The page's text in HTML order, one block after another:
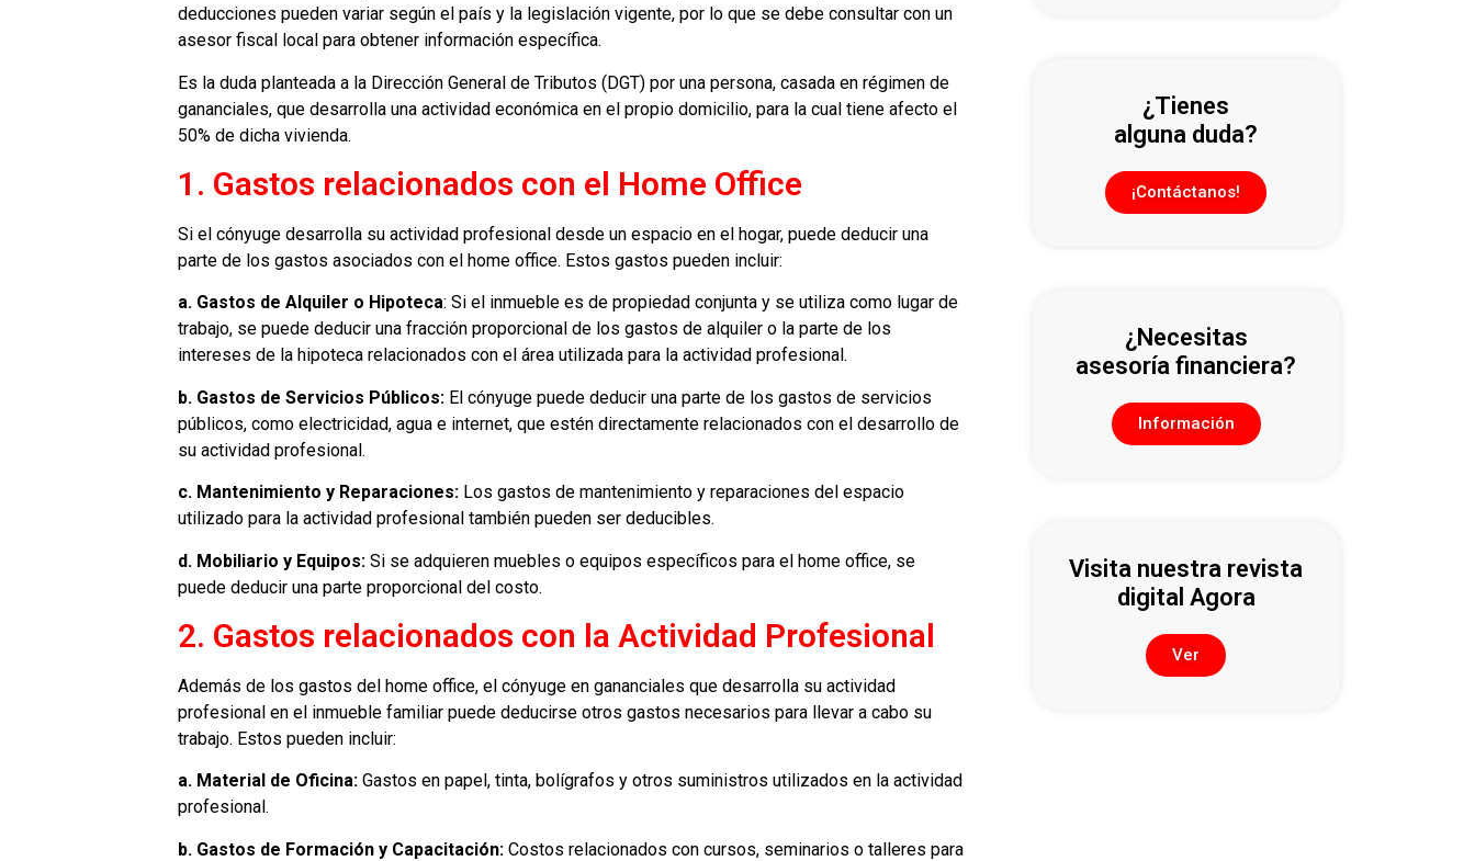
deducciones pueden variar según el país y la legislación vigente, por lo que se debe consultar con un
asesor fiscal local para obtener información específica.
Es la duda planteada a la Dirección General de Tributos (DGT) por una persona, casada en régimen de
gananciales, que desarrolla una actividad económica en el propio domicilio, para la cual tiene afecto el
50% de dicha vivienda.
1. Gastos relacionados con el Home Office
Si el cónyuge desarrolla su actividad profesional desde un espacio en el hogar, puede deducir una
parte de los gastos asociados con el home office. Estos gastos pueden incluir:
a. Gastos de Alquiler o Hipoteca: Si el inmueble es de propiedad conjunta y se utiliza como lugar de
trabajo, se puede deducir una fracción proporcional de los gastos de alquiler o la parte de los
intereses de la hipoteca relacionados con el área utilizada para la actividad profesional.
b. Gastos de Servicios Públicos: El cónyuge puede deducir una parte de los gastos de servicios
públicos, como electricidad, agua e internet, que estén directamente relacionados con el desarrollo de
su actividad profesional.
c. Mantenimiento y Reparaciones: Los gastos de mantenimiento y reparaciones del espacio
utilizado para la actividad profesional también pueden ser deducibles.
d. Mobiliario y Equipos: Si se adquieren muebles o equipos específicos para el home office, se
puede deducir una parte proporcional del costo.
2. Gastos relacionados con la Actividad Profesional
Además de los gastos del home office, el cónyuge en gananciales que desarrolla su actividad
profesional en el inmueble familiar puede deducirse otros gastos necesarios para llevar a cabo su
trabajo. Estos pueden incluir:
a. Material de Oficina: Gastos en papel, tinta, bolígrafos y otros suministros utilizados en la actividad
profesional.
b. Gastos de Formación y Capacitación: Costos relacionados con cursos, seminarios o talleres para
¿Tienes
alguna duda?
¡Contáctanos!
¿Necesitas
asesoría financiera?
Información
Visita nuestra revista
digital Agora
Ver